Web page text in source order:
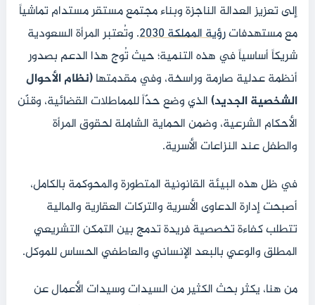
إلى تعزيز العدالة الناجزة وبناء مجتمع مستقر مستدام تماشياً
مع مستهدفاترؤية المملكة 2030
. وتُعتبر المرأة السعودية
شريكاً أساسياً في هذه التنمية؛ حيث تُوج هذا الدعم بصدور
أنظمة عدلية صارمة وراسخة، وفي مقدمتها(نظام الأحوال
الشخصية الجديد) الذي وضع حدّاً للمماطلات القضائية، وقنّن
الأحكام الشرعية، وضمن الحماية الشاملة لحقوق المرأة
والطفل عند النزاعات الأسرية.
في ظل هذه البيئة القانونية المتطورة والمحوكمة بالكامل،
أصبحت إدارة الدعاوى الأسرية والتركات العقارية والمالية
تتطلب كفاءة تخصصية فريدة تدمج بين التمكن التشريعي
المطلق والوعي بالبعد الإنساني والعاطفي الحساس للموكل.
من هنا، يكثر بحث الكثير من السيدات وسيدات الأعمال عن